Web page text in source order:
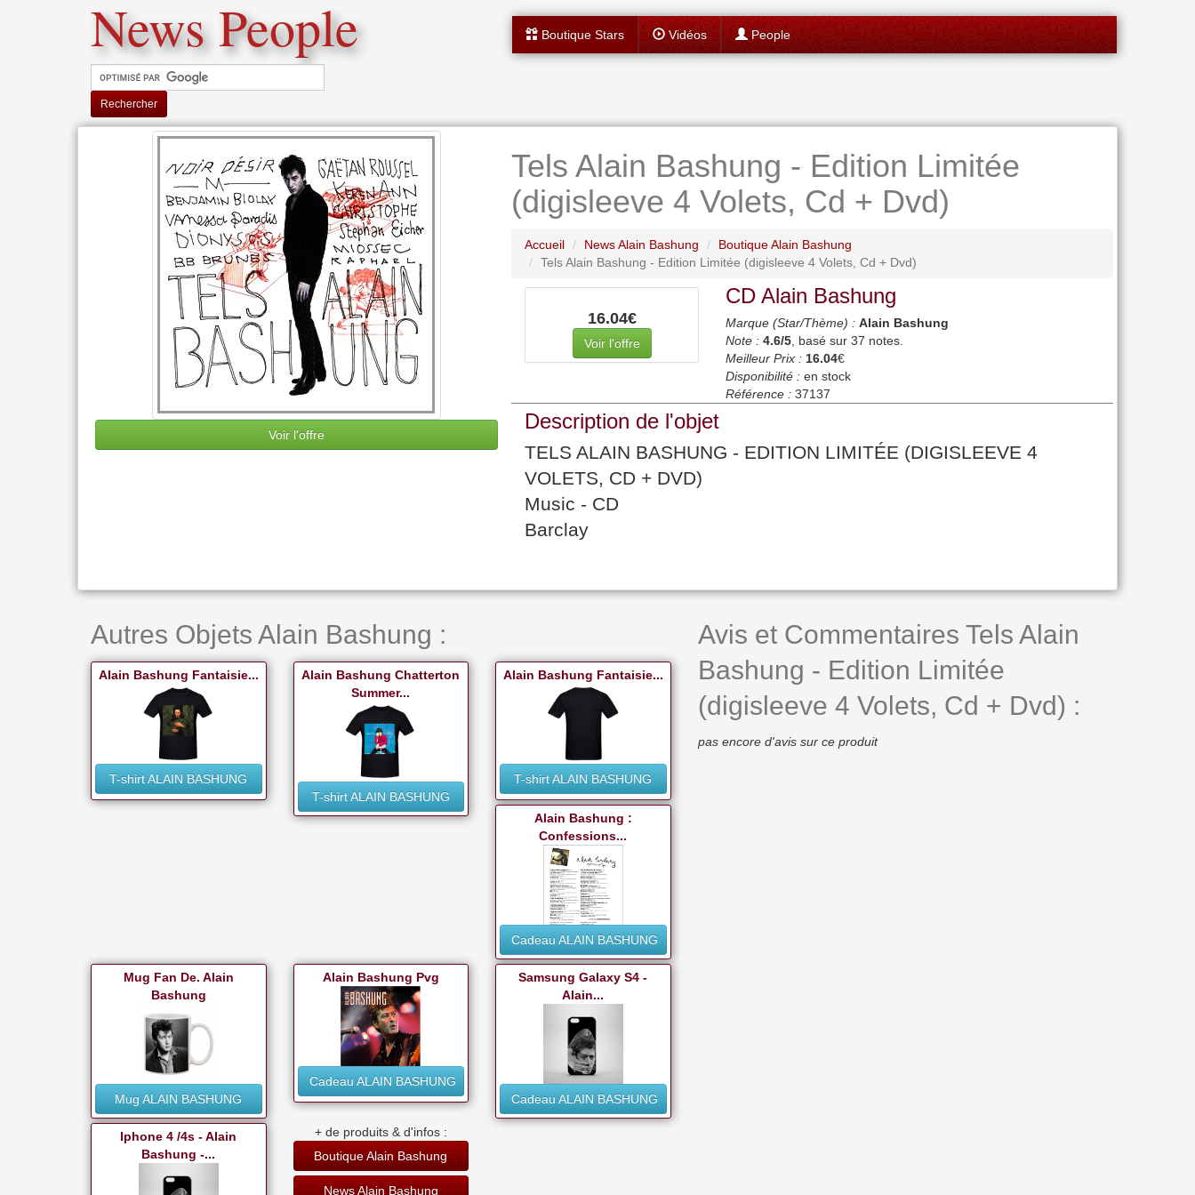
News People
Rechercher
Boutique Stars Vidéos People
Voir l'offre
Tels Alain Bashung - Edition Limitée
(digisleeve 4 Volets, Cd + Dvd)
Accueil News Alain Bashung
Boutique Alain Bashung
Tels Alain Bashung - Edition Limitée (digisleeve 4 Volets, Cd + Dvd)
16.04€
Voir l'offre
CD Alain Bashung
Marque (Star/Thème) : Alain Bashung
Note : 4.6/5, basé sur 37 notes.
Meilleur Prix : 16.04€
Disponibilité : en stock
Référence : 37137
Description de l'objet
TELS ALAIN BASHUNG - EDITION LIMITÉE (DIGISLEEVE 4
VOLETS, CD + DVD)
Music - CD
Barclay
Autres Objets Alain Bashung :
Alain Bashung Fantaisie...
T-shirt ALAIN BASHUNG
Alain Bashung Chatterton
Summer...
T-shirt ALAIN BASHUNG
Alain Bashung Fantaisie...
T-shirt ALAIN BASHUNG
Alain Bashung :
Confessions...
Cadeau ALAIN BASHUNG
Mug Fan De. Alain
Bashung
Mug ALAIN BASHUNG
Alain Bashung Pvg
Cadeau ALAIN BASHUNG
Samsung Galaxy S4 -
Alain...
Cadeau ALAIN BASHUNG
Iphone 4 /4s - Alain
Bashung -...
+ de produits & d'infos :
Boutique Alain Bashung
News Alain Bashung
Avis et Commentaires Tels Alain
Bashung - Edition Limitée
(digisleeve 4 Volets, Cd + Dvd) :
pas encore d'avis sur ce produit